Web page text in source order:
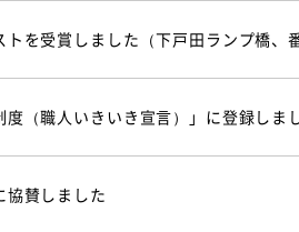
を受賞しました（下戸田ランプ橋、
度（職人いきいき宣言）」に登録しま
協賛しました